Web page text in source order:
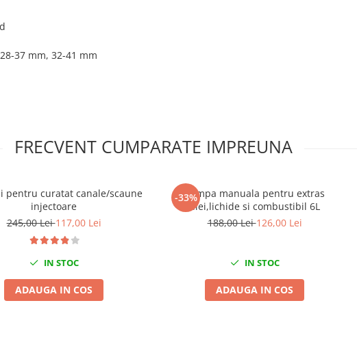
37 mm, 32-41 mm
FRECVENT CUMPARATE IMPREUNA
pentru curatat canale/scaune
injectoare
245,00 Lei117,00 Lei
IN STOC
ADAUGA IN COS
-33%Pompa manuala pentru extras
ulei,lichide si combustibil 6L
188,00 Lei126,00 Lei
IN STOC
ADAUGA IN COS